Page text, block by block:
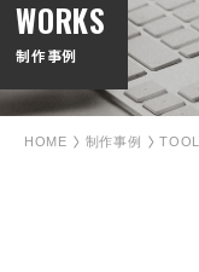
WORKS
制作事例
HOME 制作事例 TOOL